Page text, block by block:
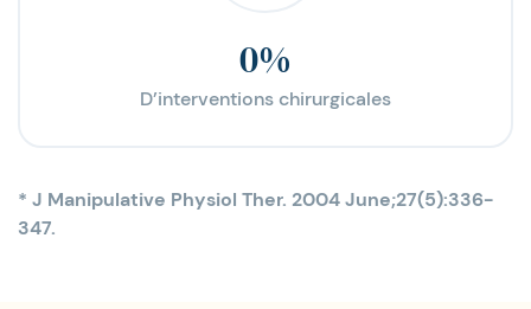
0%
D’interventions chirurgicales
* J Manipulative Physiol Ther. 2004 June;27(5):336-
347.